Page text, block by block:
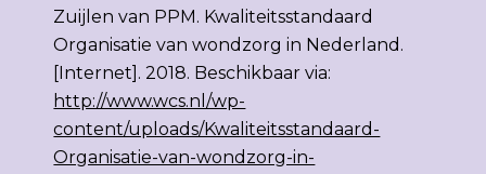
Zuijlen van PPM. Kwaliteitsstandaard
Organisatie van wondzorg in Nederland.
[Internet]. 2018. Beschikbaar via:
http://www.wcs.nl/wp-
content/uploads/Kwaliteitsstandaard-
Organisatie-van-wondzorg-in-